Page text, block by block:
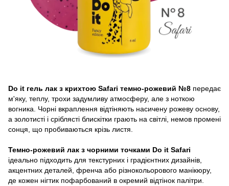
Do it гель лак з крихтою Safari темно-рожевий №8 передає
м'яку, теплу, трохи задумливу атмосферу, але з ноткою
вогника. Чорні вкраплення відтіняють насичену рожеву основу,
а золотисті і сріблясті блискітки грають на світлі, немов промені
сонця, що пробиваються крізь листя.
Темно-рожевий лак з чорними точками Do it Safari
ідеально підходить для текстурних і градієнтних дизайнів,
акцентних деталей, френча або різнокольорового манікюру,
де кожен нігтик пофарбований в окремий відтінок палітри.